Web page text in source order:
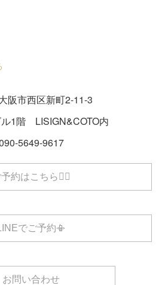
阪市西区新町2-11-3
1階 LISIGN&COTO内
5649-9617
予約はこちら💁‍♀️
LINEでご予約📳
お問い合わせ